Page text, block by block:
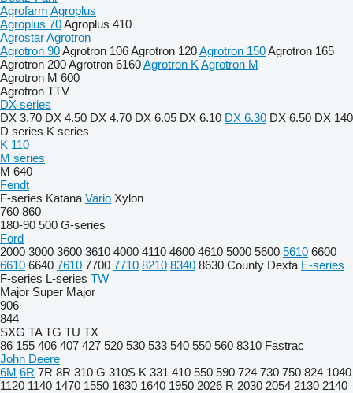
Agrofarm Agroplus
Agroplus 70Agroplus 410
AgrostarAgrotron
Agrotron 90Agrotron 106Agrotron 120Agrotron 150Agrotron 165
Agrotron 200Agrotron 6160Agrotron K Agrotron M
Agrotron M 600
Agrotron TTV
DX series
DX 3.70 DX 4.50 DX 4.70 DX 6.05 DX 6.10 DX 6.30 DX 6.50 DX 140
D series K series
K 110
M series
M 640
Fendt
F-series Katana Vario Xylon
760 860
180-90 500 G-series
Ford
2000 3000 3600 3610 4000 4110 4600 4610 5000 5600 5610 6600
6610 6640 7610 7700 7710 8210 8340 8630 County Dexta E-series
F-series L-series TW
Major Super Major
906
844
SXG TA TG TU TX
86 155 406 407 427 520 530 533 540 550 560 8310 Fastrac
John Deere
6M 6R 7R 8R 310 G 310S K 331 410 550 590 724 730 750 824 1040
1120 1140 1470 1550 1630 1640 1950 2026 R 2030 2054 2130 2140